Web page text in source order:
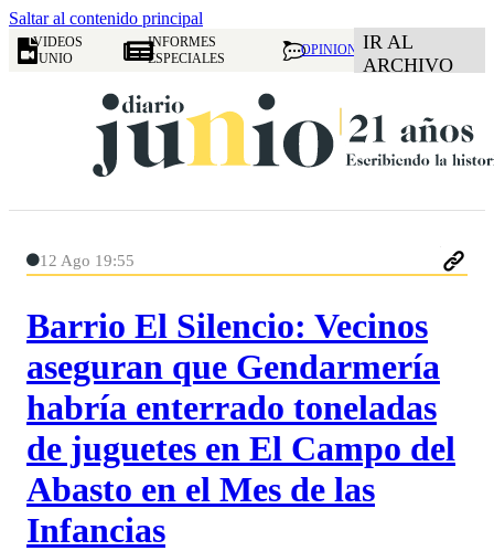
Saltar al contenido principal
VIDEOS
JUNIO
INFORMES
ESPECIALES
OPINION IR AL
ARCHIVO
12 Ago 19:55
Barrio El Silencio: Vecinos
aseguran que Gendarmería
habría enterrado toneladas
de juguetes en El Campo del
Abasto en el Mes de las
Infancias